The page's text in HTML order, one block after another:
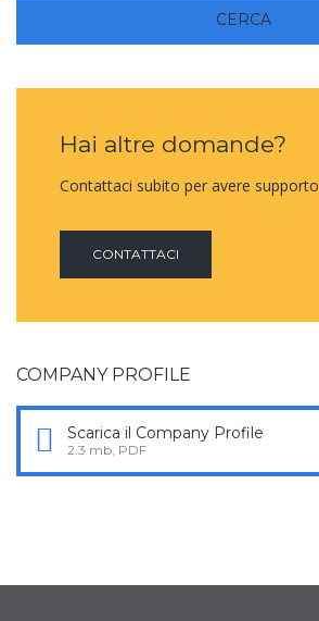
Hai altre domande?
Contattaci subito per avere supporto
CONTATTACI
COMPANY PROFILE
Scarica il Company Profile
2.3 mb, PDF